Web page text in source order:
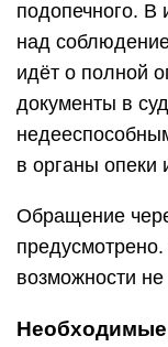
подопечного. В
над
идёт о полной
документы в
в органы опеки
Обращение
возможности не